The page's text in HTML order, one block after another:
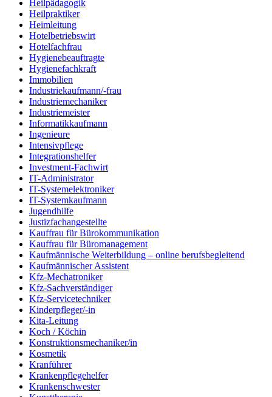
Heilpädagogik
Heilpraktiker
Heimleitung
Hotelbetriebswirt
Hotelfachfrau
Hygienebeauftragte
Hygienefachkraft
Immobilien
Industriekaufmann/-frau
Industriemechaniker
Industriemeister
Informatikkaufmann
Ingenieure
Intensivpflege
Integrationshelfer
Investment-Fachwirt
IT-Administrator
IT-Systemelektroniker
IT-Systemkaufmann
Jugendhilfe
Justizfachangestellte
Kauffrau für Bürokommunikation
Kauffrau für Büromanagement
Kaufmännische Weiterbildung – online berufsbegleitend
Kaufmännischer Assistent
Kfz-Mechatroniker
Kfz-Sachverständiger
Kfz-Servicetechniker
Kinderpfleger/-in
Kita-Leitung
Koch / Köchin
Konstruktionsmechaniker/in
Kosmetik
Kranführer
Krankenpflegehelfer
Krankenschwester